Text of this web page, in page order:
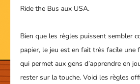
Ride the Bus aux USA.
Bien que les règles puissent sembler
papier, le jeu est en fait très facile une
qui permet aux gens d’apprendre en
rester sur la touche. Voici les règles